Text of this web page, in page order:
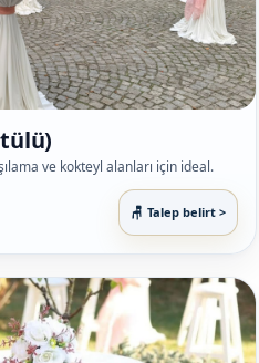
ve kokteyl alanları için ideal.
Talep belirt >